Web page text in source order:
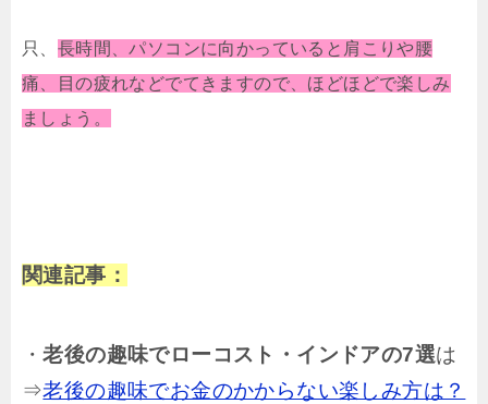
只、 長時間、パソコンに向かっていると肩こりや腰
痛、目の疲れなどでてきますので、ほどほどで楽しみ
ましょう。
関連記事：
・老後の趣味でローコスト・インドアの7選は
⇒老後の趣味でお金のかからない楽しみ方は？